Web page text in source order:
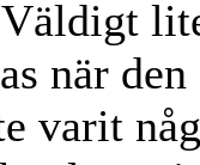
när
varit